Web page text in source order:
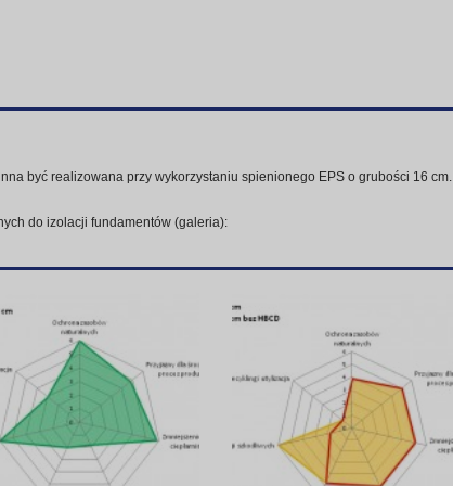
być realizowana przy wykorzystaniu spienionego EPS o grubości 16 cm.
do izolacji fundamentów (galeria):